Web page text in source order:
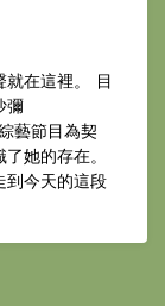
就在這裡。 目
彌
藝節目為契
她的存在。
到今天的這段